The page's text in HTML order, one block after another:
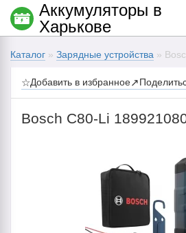
Каталог » Зарядные устройства »
☆Добавить в избранное↗
Bosch C80-Li
Аккумуляторы в
Харькове